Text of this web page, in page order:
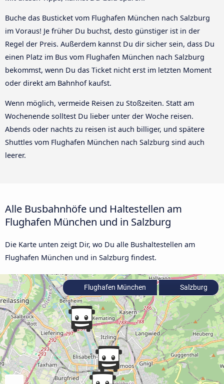
Buche das Busticket vom Flughafen München nach Salzburg
im Voraus! Je früher Du buchst, desto günstiger ist in der
Regel der Preis. Außerdem kannst Du dir sicher sein, dass Du
einen Platz im Bus vom Flughafen München nach Salzburg
bekommst, wenn Du das Ticket nicht erst im letzten Moment
oder direkt am Bahnhof kaufst.
Wenn möglich, vermeide Reisen zu Stoßzeiten. Statt am
Wochenende solltest Du lieber unter der Woche reisen.
Abends oder nachts zu reisen ist auch billiger, und spätere
Shuttles vom Flughafen München nach Salzburg sind auch
leerer.
Alle Busbahnhöfe und Haltestellen am
Flughafen München und in Salzburg
Die Karte unten zeigt Dir, wo Du alle Bushaltestellen am
Flughafen München und in Salzburg findest.
Flughafen München Salzburg